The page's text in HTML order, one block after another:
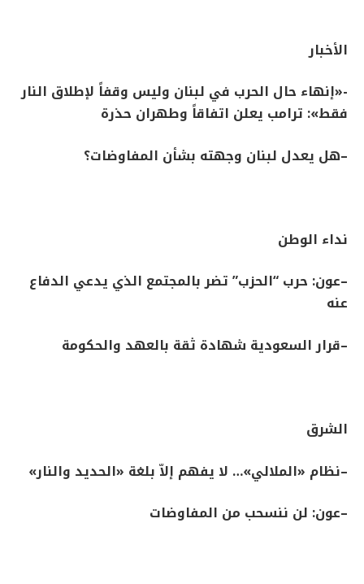
الأخبار
-«إنهاء حال الحرب في لبنان وليس وقفاً لإطلاق النار
فقط»: ترامب يعلن اتفاقاً وطهران حذرة
–هل يعدل لبنان وجهته بشأن المفاوضات؟
نداء الوطن
–عون: حرب “الحزب” تضر بالمجتمع الذي يدعي الدفاع
عنه
–قرار السعودية شهادة ثقة بالعهد والحكومة
الشرق
–نظام «الملالي»… لا يفهم إلاّ بلغة «الحديد والنار»
–عون: لن ننسحب من المفاوضات